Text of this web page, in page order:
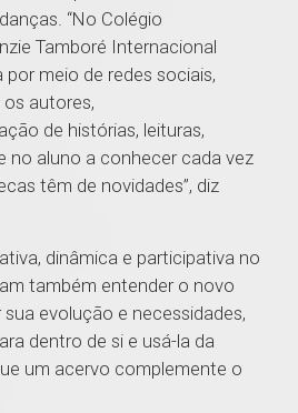
“No Colégio
Tamboré Internacional
meio de redes sociais,
autores,
de histórias, leituras,
no aluno a conhecer cada vez
têm de novidades”, diz
dinâmica e participativa no
também entender o novo
evolução e necessidades,
dentro de si e usá-la da
um acervo complemente o